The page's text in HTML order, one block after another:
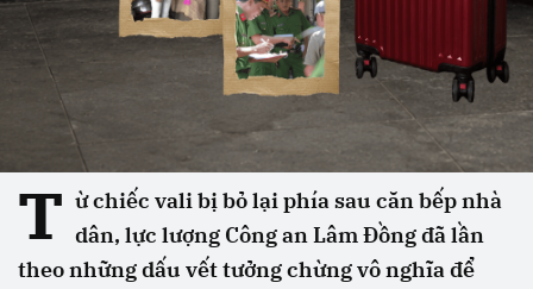
T ừ chiếc vali bị bỏ lại phía sau căn bếp nhà
dân, lực lượng Công an Lâm Đồng đã lần
theo những dấu vết tưởng chừng vô nghĩa để